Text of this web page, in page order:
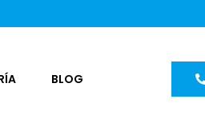
BLOG